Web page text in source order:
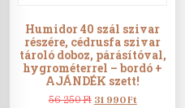
Humidor 40 szál szivar
részére, cédrusfa szivar
tároló doboz, párásítóval,
hygrométerrel – bordó +
AJÁNDÉK szett!
56 250Ft Original
31 990FtCurrent